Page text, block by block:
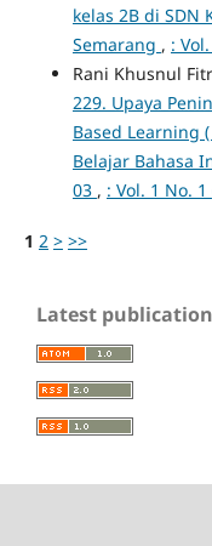
kelas 2B di SDN
Semarang , :
Rani Khusnul
229. Upaya
Based Learning
Belajar Bahasa
03 , : Vol. 1 No. 1
1 2 > >>
Latest